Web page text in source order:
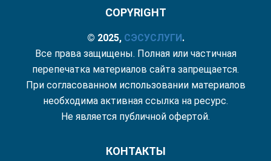
COPYRIGHT
© 2025, СЭСУСЛУГИ.
Все права защищены. Полная или частичная
перепечатка материалов сайта запрещается.
При согласованном использовании материалов
необходима активная ссылка на ресурс.
Не является публичной офертой.
КОНТАКТЫ